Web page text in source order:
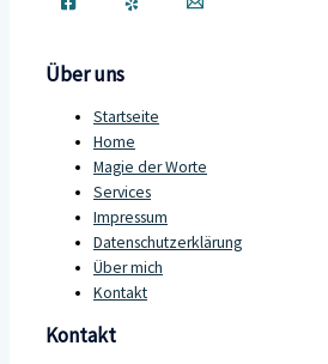
Über uns
Startseite
Home
Magie der Worte
Services
Impressum
Datenschutzerklärung
Über mich
Kontakt
Kontakt